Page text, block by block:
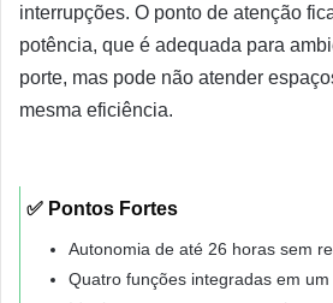
interrupções. O ponto de atenção
potência, que é adequada para
porte, mas pode não atender
mesma eficiência.
✅ Pontos Fortes
Autonomia de até 26 horas sem
Quatro funções integradas em um